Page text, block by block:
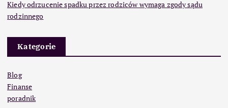
Kiedy odrzucenie spadku przez rodziców wymaga zgody sądu
rodzinnego
Kategorie
Blog
Finanse
poradnik